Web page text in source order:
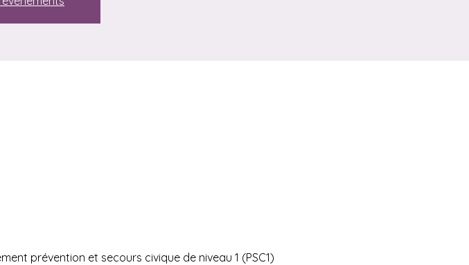
prévention et secours civique de niveau 1 (PSC1)